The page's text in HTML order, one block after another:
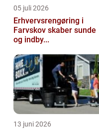
05 juli 2026
Erhvervsrengøring i
Farvskov skaber sunde
og indby...
13 juni 2026